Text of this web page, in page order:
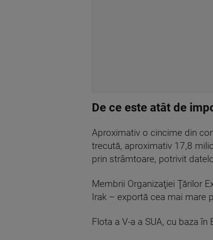
De ce este atât de
Aproximativ o cincime din
trecută, aproximativ 17,8
prin strâmtoare, potrivit
Membrii Organizaţiei Ţărilor
Irak – exportă cea mai mare
Flota a V-a a SUA, cu baza